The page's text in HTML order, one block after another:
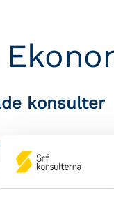
konsulter